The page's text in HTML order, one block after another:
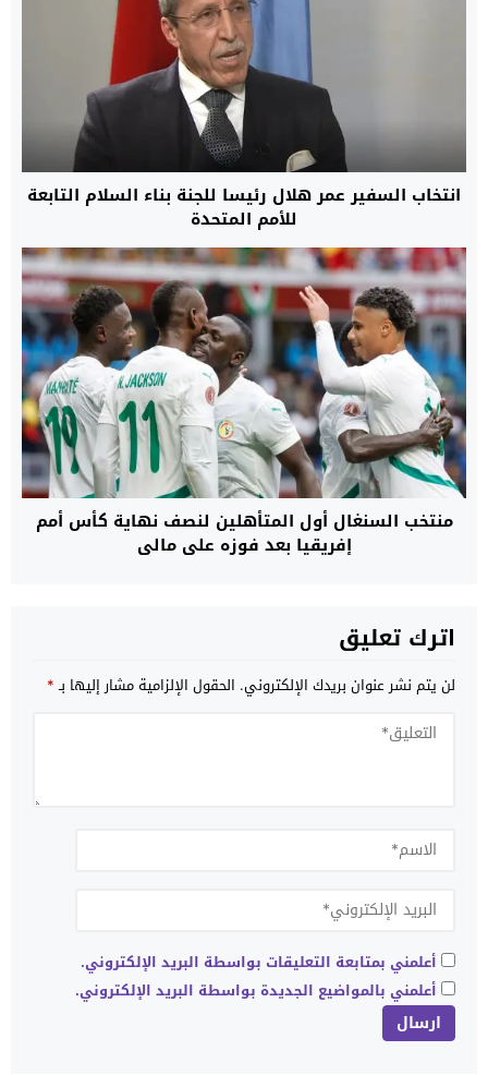
انتخاب السفير عمر هلال رئيسا للجنة بناء السلام التابعة
للأمم المتحدة
منتخب السنغال أول المتأهلين لنصف نهاية كأس أمم
إفريقيا بعد فوزه على مالي
اترك تعليق
لن يتم نشر عنوان بريدك الإلكتروني. الحقول الإلزامية مشار إليها بـ*
أعلمني بمتابعة التعليقات بواسطة البريد الإلكتروني.
أعلمني بالمواضيع الجديدة بواسطة البريد الإلكتروني.